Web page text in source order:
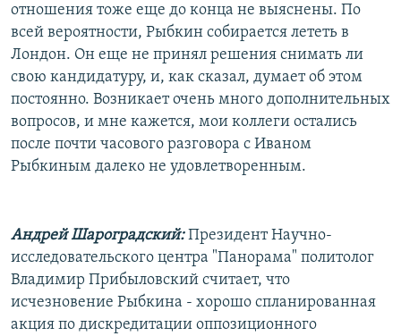
отношения тоже еще до конца не выяснены. По
всей вероятности, Рыбкин собирается лететь в
Лондон. Он еще не принял решения снимать ли
свою кандидатуру, и, как сказал, думает об этом
постоянно. Возникает очень много дополнительных
вопросов, и мне кажется, мои коллеги остались
после почти часового разговора с Иваном
Рыбкиным далеко не удовлетворенным.
Андрей Шароградский:Президент Научно-
исследовательского центра "Панорама" политолог
Владимир Прибыловский считает, что
исчезновение Рыбкина - хорошо спланированная
акция по дискредитации оппозиционного